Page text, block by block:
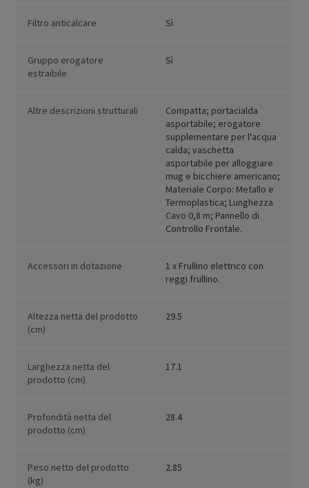
Filtro anticalcare Sì
Gruppo erogatore
estraibile
Sì
Altre descrizioni strutturali
Compatta; portacialda
asportabile; erogatore
supplementare per l'acqua
calda; vaschetta
asportabile per alloggiare
mug e bicchiere americano;
Materiale Corpo: Metallo e
Termoplastica; Lunghezza
Cavo 0,8 m; Pannello di
Controllo Frontale.
Accessori in dotazione
1 x Frullino elettrico con
reggi frullino.
Altezza netta del prodotto
(cm)
29.5
Larghezza netta del
prodotto (cm)
17.1
Profondità netta del
prodotto (cm)
28.4
Peso netto del prodotto
(kg)
2.85